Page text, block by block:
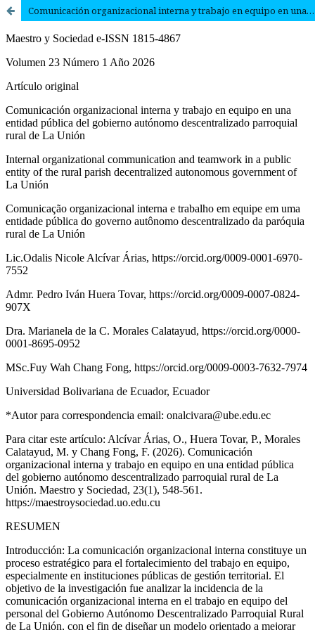
Comunicación organizacional interna y trabajo en equipo en una entidad pública del gobierno autónomo descentralizado parroquial rural de La Unión